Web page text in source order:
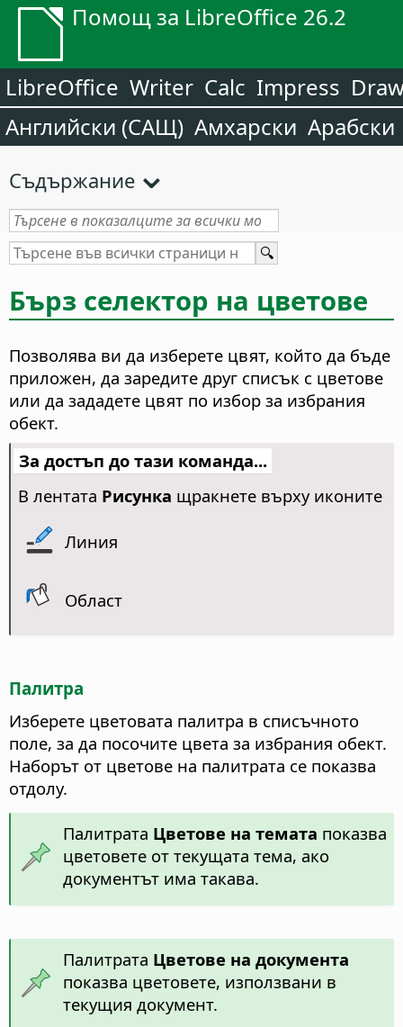
Помощ за LibreOffice 26.2
LibreOffice Writer Calc Impress
Английски (САЩ) Амхарски Арабски
Съдържание
Бърз селектор на цветове
Позволява ви да изберете цвят, който да бъде
приложен, да заредите друг списък с цветове
или да зададете цвят по избор за избрания
обект.
За достъп до тази команда...
В лентата Рисунка щракнете върху иконите
Линия
Област
Палитра
Изберете цветовата палитра в списъчното
поле, за да посочите цвета за избрания обект.
Наборът от цветове на палитрата се показва
отдолу.
Палитрата Цветове на темата показва
цветовете от текущата тема, ако
документът има такава.
Палитрата Цветове на документа
показва цветовете, използвани в
текущия документ.